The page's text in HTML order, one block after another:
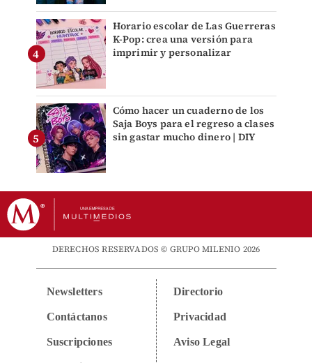
Horario escolar de Las Guerreras
K-Pop: crea una versión para
imprimir y personalizar
Cómo hacer un cuaderno de los
Saja Boys para el regreso a clases
sin gastar mucho dinero | DIY
DERECHOS RESERVADOS © GRUPO MILENIO 2026
Newsletters
Contáctanos
Suscripciones
Directorio
Privacidad
Aviso Legal